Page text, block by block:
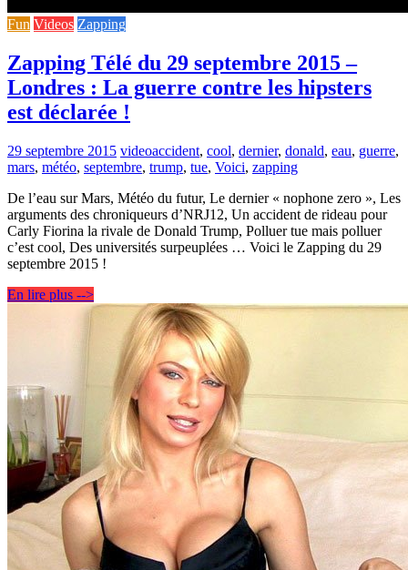
Fun Videos Zapping
Zapping Télé du 29 septembre 2015 –
Londres : La guerre contre les hipsters
est déclarée !
29 septembre 2015 videoaccident, cool, dernier, donald, eau, guerre,
mars, météo, septembre, trump, tue, Voici, zapping
De l’eau sur Mars, Météo du futur, Le dernier « nophone zero », Les
arguments des chroniqueurs d’NRJ12, Un accident de rideau pour
Carly Fiorina la rivale de Donald Trump, Polluer tue mais polluer
c’est cool, Des universités surpeuplées … Voici le Zapping du 29
septembre 2015 !
En lire plus -->